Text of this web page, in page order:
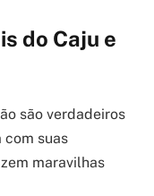
do Caju e
são verdadeiros
com suas
maravilhas